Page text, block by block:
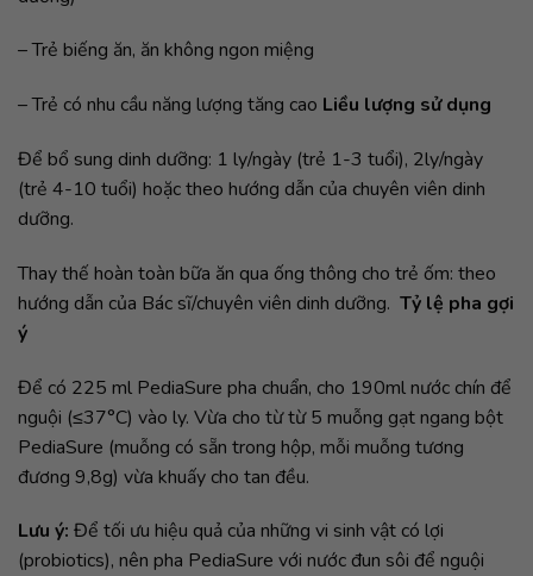
– Trẻ biếng ăn, ăn không ngon miệng
– Trẻ có nhu cầu năng lượng tăng cao Liều lượng sử dụng
Để bổ sung dinh dưỡng: 1 ly/ngày (trẻ 1-3 tuổi), 2ly/ngày
(trẻ 4-10 tuổi) hoặc theo hướng dẫn của chuyên viên dinh
dưỡng.
Thay thế hoàn toàn bữa ăn qua ống thông cho trẻ ốm: theo
hướng dẫn của Bác sĩ/chuyên viên dinh dưỡng. Tỷ lệ pha gợi
ý
Để có 225 ml PediaSure pha chuẩn, cho 190ml nước chín để
nguội (≤37°C) vào ly. Vừa cho từ từ 5 muỗng gạt ngang bột
PediaSure (muỗng có sẵn trong hộp, mỗi muỗng tương
đương 9,8g) vừa khuấy cho tan đều.
Lưu ý: Để tối ưu hiệu quả của những vi sinh vật có lợi
(probiotics), nên pha PediaSure với nước đun sôi để nguội